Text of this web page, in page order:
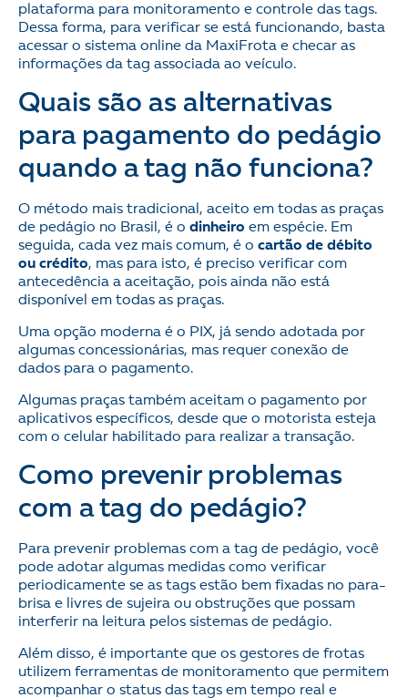
plataforma para monitoramento e controle das tags.
Dessa forma, para verificar se está funcionando, basta
acessar o sistema online da MaxiFrota e checar as
informações da tag associada ao veículo.
Quais são as alternativas
para pagamento do pedágio
quando a tag não funciona?
O método mais tradicional, aceito em todas as praças
de pedágio no Brasil, é o dinheiro em espécie. Em
seguida, cada vez mais comum, é o cartão de débito
ou crédito, mas para isto, é preciso verificar com
antecedência a aceitação, pois ainda não está
disponível em todas as praças.
Uma opção moderna é o PIX, já sendo adotada por
algumas concessionárias, mas requer conexão de
dados para o pagamento.
Algumas praças também aceitam o pagamento por
aplicativos específicos, desde que o motorista esteja
com o celular habilitado para realizar a transação​.
Como prevenir problemas
com a tag do pedágio?
Para prevenir problemas com a tag de pedágio, você
pode adotar algumas medidas como verificar
periodicamente se as tags estão bem fixadas no para-
brisa e livres de sujeira ou obstruções que possam
interferir na leitura pelos sistemas de pedágio.
Além disso, é importante que os gestores de frotas
utilizem ferramentas de monitoramento que permitem
acompanhar o status das tags em tempo real e